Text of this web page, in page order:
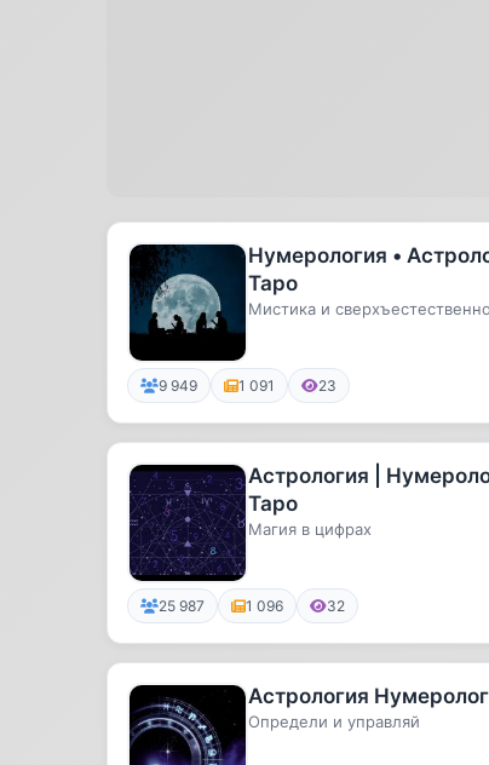
Нумерология •
Таро
Мистика и
9 949 1 091 23
Астрология |
Таро
Магия в цифрах
25 987 1 096 32
Астрология
Определи и управляй